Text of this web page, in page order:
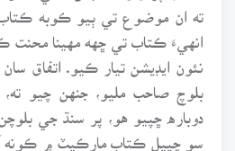
ته ان موضوع تي ٻيو ڪوبه
انهيءَ ڪتاب تي ڇهه مهينا محنت
نئون ايڊيشن تيار ڪيو. اتفاق سان
دوباره ڇپيو هو، پر سنڌ جي
سو ڇپيل ڪتاب مارڪيٽ ۾ ڪونه